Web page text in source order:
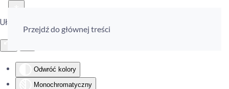
Ułatwienia dostępu
Odwróć kolory
Monochromatyczny
Przejdź do głównej treści